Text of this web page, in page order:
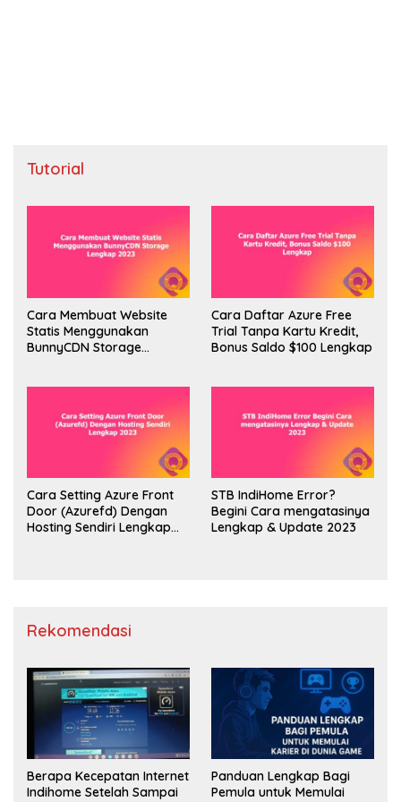
Tutorial
Cara Membuat Website
Statis Menggunakan
BunnyCDN Storage
Cara Daftar Azure Free
Trial Tanpa Kartu Kredit,
Bonus Saldo $100 Lengkap
Cara Setting Azure Front
Door (Azurefd) Dengan
Hosting Sendiri Lengkap
STB IndiHome Error?
Begini Cara mengatasinya
Lengkap & Update 2023
Rekomendasi
Berapa Kecepatan Internet
Indihome Setelah Sampai
Panduan Lengkap Bagi
Pemula untuk Memulai